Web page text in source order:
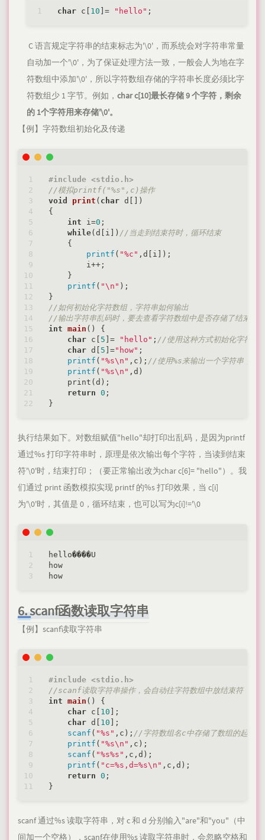
char c[ 10 ]= "hello"
​ C 语言规定字符串的结束标志为'\0'，而系统会对字符串常量
自动加一个'\0'，为了保证处理方法一致，一般会人为地在字
符数组中添加'\0'，所以字符数组存储的字符串长度必须比字
符数组少 1 字节。例如， char c[10]最长存储 9 个字符，剩余
的 1个字符用来存储'\0'。
【例】字符数组初始化及传递
#include <stdio.h>
//模拟printf("%s",c)操作
void
print ( char d[])
{
int i=0 ;
while(d[i]) //当走到结束符时，循环结束
    {
printf ( "%c" ,d[i]);
        i++;
    }
printf ( "\n" );
//如何初始化字符数组，字符串如何输出
//输出字符串乱码时，要去查看字符数组中是否存储了结束
int main ()
{
char c[ 5 ]= "hello" ; //使用这种方式初始化字符数
char d[ 5 ]="how" ;
printf ( "%s\n" ,c); //使用%s来输出一个字符串，
printf ( "%s\n" ,d)
    print(d);
return 0 ;
执行结果如下。对数组赋值"hello"却打印出乱码，是因为printf
通过%s 打印字符串时，原理是依次输出每个字符，当读到结束
符'\0'时，结束打印；（要正常输出改为char c[6]= "hello"）。我
们通过 print 函数模拟实现 printf 的%s 打印效果，当 c[i]
为'\0'时，其值是 0，循环结束，也可以写为c[i]!='\0
hello����U
how
6. scanf函数读取字符串
【例】scanf读取字符串
#include <stdio.h>
//scanf读取字符串操作，会自动往字符数组中放结束符
int main ()
{
char c[ 10 ];
char d[ 10 ];
scanf ( "%s" ,c); //字符数组名c中存储了数组的起始地
printf ( "%s\n" ,c);
scanf ( "%s%s" ,c,d);
printf ( "c=%s,d=%s\n" ,c,d);
return 0 ;
scanf 通过%s 读取字符串，对 c 和 d 分别输入"are"和"you"（中
间加一个空格），scanf在使用%s 读取字符串时，会忽略空格和